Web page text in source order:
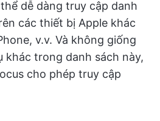
dễ dàng truy cập danh
các thiết bị Apple khác
v.v. Và không giống
khác trong danh sách này,
cho phép truy cập